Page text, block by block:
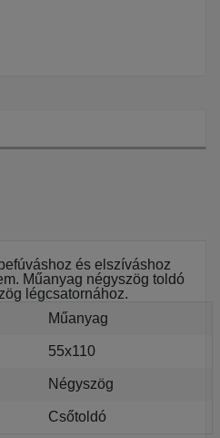
és elszíváshoz
Műanyag négyszög toldó
légcsatornához.
Műanyag
55x110
Négyszög
Csőtoldó